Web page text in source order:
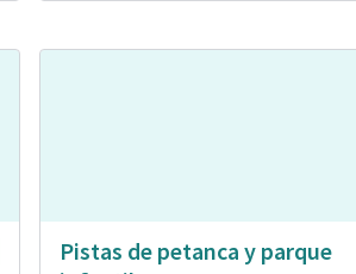
Pistas de petanca y parque